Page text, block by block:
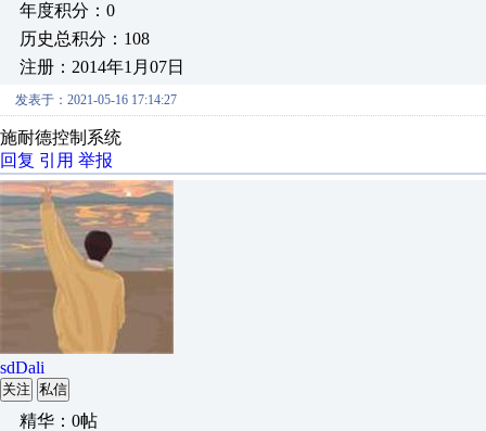
年度积分：0
历史总积分：108
注册：2014年1月07日
发表于：2021-05-16 17:14:27
施耐德控制系统
回复 引用 举报
sdDali
关注 私信
精华：0帖